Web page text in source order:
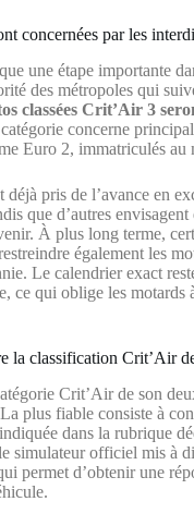
concernées par les
une étape importante
des métropoles qui
classées Crit’Air 3
concerne
Euro 2, immatriculés au
pris de l’avance en
que d’autres
À plus long terme,
également les
Le calendrier exact
ce qui oblige les motards
la classification Crit’Air
Crit’Air de son
plus fiable consiste à
dans la rubrique
simulateur officiel mis à
permet d’obtenir une